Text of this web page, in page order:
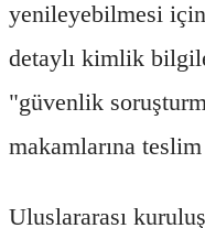
yenileyebilmesi
detaylı kimlik
"güvenlik
makamlarına
Uluslararası